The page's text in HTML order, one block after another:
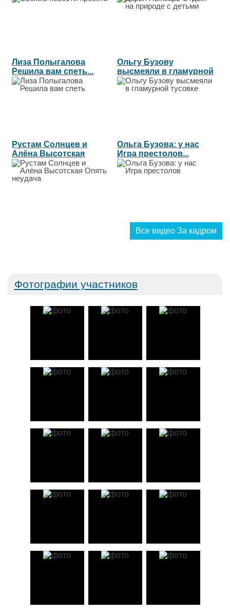
Лиза Полыгалова
Решила вам спеть...
Ольгу Бузову
высмеяли в гламурной
тусовке...
Рустам Солнцев и
Алёна Высотская
Опять неудача...
Ольга Бузова: у нас
Игра престолов...
Все видео За кадром
Фотографии участников